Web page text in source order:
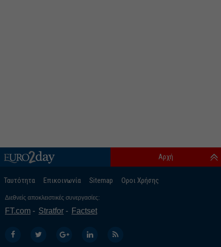
Ταυτότητα Επικοινωνία Sitemap Οροι Χρήσης
Αρχή
Διεθνείς αποκλειστικές συνεργασίες:
FT.com Stratfor Factset